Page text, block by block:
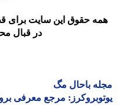
حقوق این سایت برای
در قبال
باحال مگ
مرجع معرفی